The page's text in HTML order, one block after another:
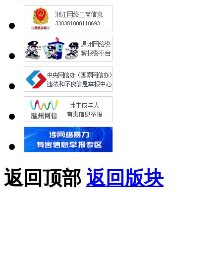
返回顶部 返回版块